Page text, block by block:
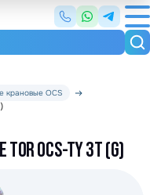
крановые OCS
OCS-TY 3T (G)